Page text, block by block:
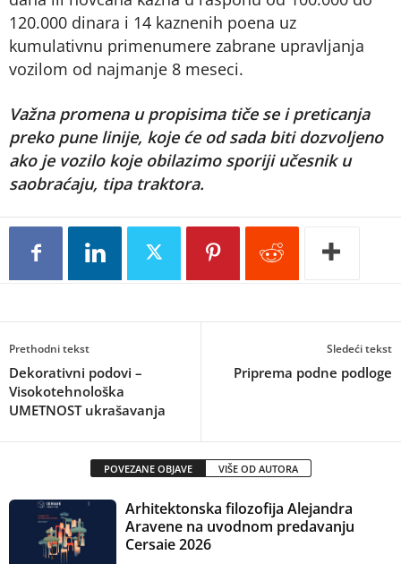
120.000 dinara i 14 kaznenih poena uz
kumulativnu primenumere zabrane upravljanja
vozilom od najmanje 8 meseci.
Važna promena u propisima tiče se i preticanja
preko pune linije, koje će od sada biti dozvoljeno
ako je vozilo koje obilazimo sporiji učesnik u
saobraćaju, tipa traktora.
Prethodni tekst
Dekorativni podovi –
Visokotehnološka
UMETNOST ukrašavanja
Sledeći tekst
Priprema podne podloge
POVEZANE OBJAVE VIŠE OD AUTORA
Arhitektonska filozofija Alejandra
Aravene na uvodnom predavanju
Cersaie 2026